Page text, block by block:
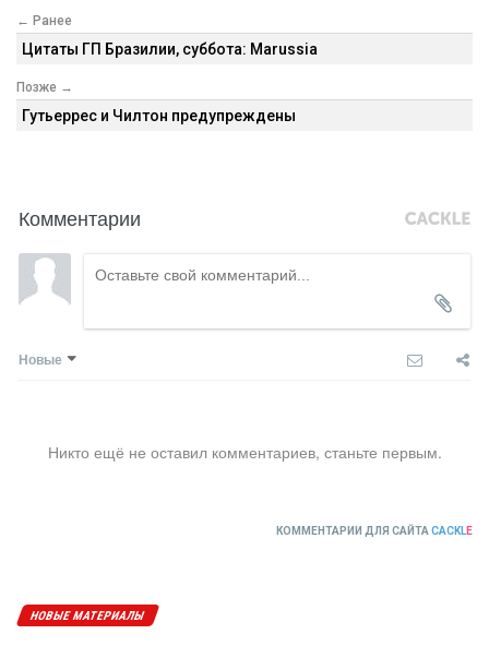
← Ранее
Цитаты ГП Бразилии, суббота: Marussia
Позже →
Гутьеррес и Чилтон предупреждены
Комментарии
Новые
Никто ещё не оставил комментариев, станьте первым.
КОММЕНТАРИИ ДЛЯ САЙТА CACKLE
НОВЫЕ МАТЕРИАЛЫ